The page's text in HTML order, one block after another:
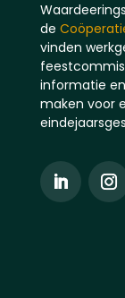
de
vinden
informatie
maken voor